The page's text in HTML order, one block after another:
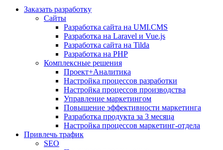
Заказать разработку
Сайты
Разработка сайта на UMI.CMS
Разработка на Laravel и Vue.js
Разработка сайта на Tilda
Разработка на PHP
Комплексные решения
Проект+Аналитика
Настройка процессов разработки
Настройка процессов производства
Управление маркетингом
Повышение эффективности маркетинга
Разработка продукта за 3 месяца
Настройка процессов маркетинг-отдела
Привлечь трафик
SEO